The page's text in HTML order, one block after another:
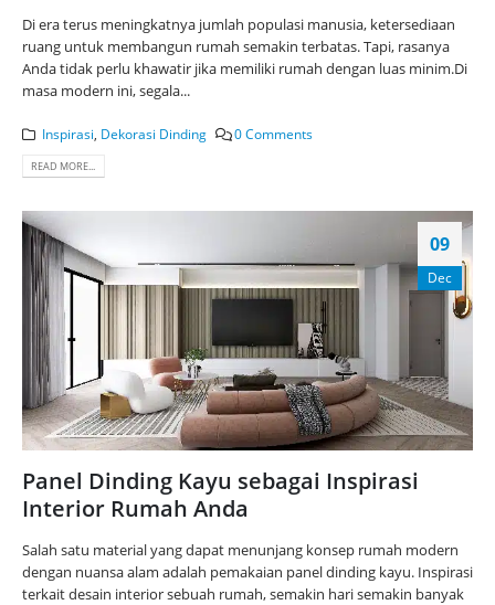
Di era terus meningkatnya jumlah populasi manusia, ketersediaan
ruang untuk membangun rumah semakin terbatas. Tapi, rasanya
Anda tidak perlu khawatir jika memiliki rumah dengan luas minim.Di
masa modern ini, segala...
Inspirasi Dekorasi Dinding 0 Comments
READ MORE...
09
Dec
Panel Dinding Kayu sebagai Inspirasi
Interior Rumah Anda
Salah satu material yang dapat menunjang konsep rumah modern
dengan nuansa alam adalah pemakaian panel dinding kayu. Inspirasi
terkait desain interior sebuah rumah, semakin hari semakin banyak